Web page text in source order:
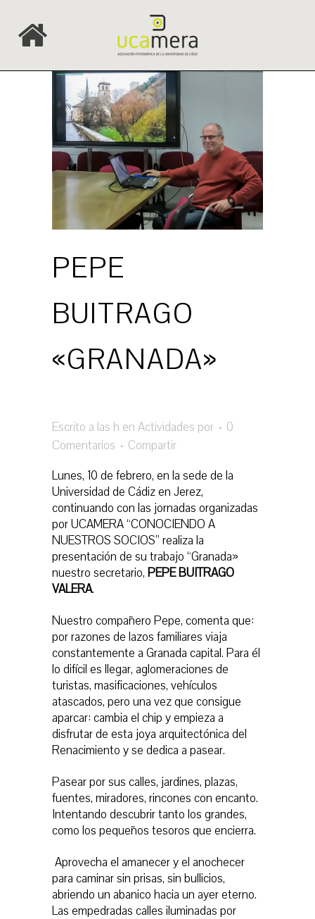
PEPE
BUITRAGO
«GRANADA»
Escrito a las h en Actividades por
0
Comentarios
Compartir
Lunes, 10 de febrero, en la sede de la
Universidad de Cádiz en Jerez,
continuando con las jornadas organizadas
por UCAMERA “CONOCIENDO A
NUESTROS SOCIOS” realiza la
presentación de su trabajo “Granada»
nuestro secretario, PEPE BUITRAGO
VALERA.
Nuestro compañero Pepe, comenta que:
por razones de lazos familiares viaja
constantemente a Granada capital. Para él
lo difícil es llegar, aglomeraciones de
turistas, masificaciones, vehículos
atascados, pero una vez que consigue
aparcar: cambia el chip y empieza a
disfrutar de esta joya arquitectónica del
Renacimiento y se dedica a pasear.
Pasear por sus calles, jardines, plazas,
fuentes, miradores, rincones con encanto.
Intentando descubrir tanto los grandes,
como los pequeños tesoros que encierra.
Aprovecha el amanecer y el anochecer
para caminar sin prisas, sin bullicios,
abriendo un abanico hacia un ayer eterno.
Las empedradas calles iluminadas por